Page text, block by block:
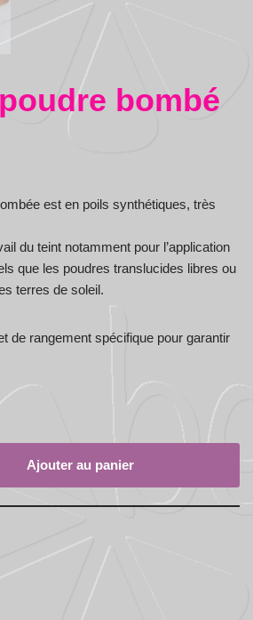
bombé
est en poils synthétiques, très
du teint notamment pour l’application
que les poudres translucides libres ou
terres de soleil.
de rangement spécifique pour garantir
Ajouter au panier